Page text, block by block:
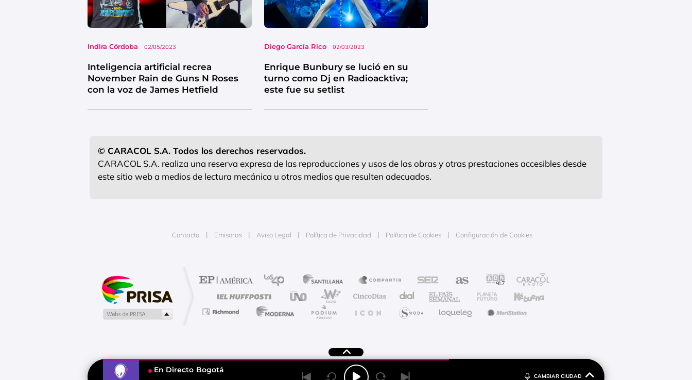
Indira Córdoba 02/05/2023
Inteligencia artificial recrea
November Rain de Guns N Roses
con la voz de James Hetfield
Diego García Rico 02/03/2023
Enrique Bunbury se lució en su
turno como Dj en Radioacktiva;
este fue su setlist
© CARACOL S.A. Todos los derechos reservados.
CARACOL S.A. realiza una reserva expresa de las reproducciones y usos de las obras y otras prestaciones accesibles desde
este sitio web a medios de lectura mecánica u otros medios que resulten adecuados.
Contacta Emisoras Aviso Legal Política de Privacidad Política de Cookies Configuración de Cookies
Publicidad
Tu contenido empezará después de la publicidad
En Directo Bogotá
CAMBIAR CIUDAD